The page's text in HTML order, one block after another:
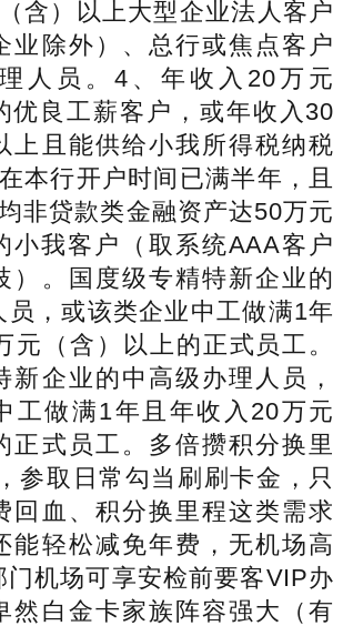
含）以上大型企业法人客户
业除外）、总行或焦点客户
人员。4、年收入20万元
优良工薪客户，或年收入30
上且能供给小我所得税纳税
本行开户时间已满半年，且
非贷款类金融资产达50万元
小我客户（取系统AAA客户
）。国度级专精特新企业的
员，或该类企业中工做满1年
元（含）以上的正式员工。
新企业的中高级办理人员，
工做满1年且年收入20万元
正式员工。多倍攒积分换里
参取日常勾当刷刷卡金，只
回血、积分换里程这类需求
能轻松减免年费，无机场高
门机场可享安检前要客VIP办
然白金卡家族阵容强大（有